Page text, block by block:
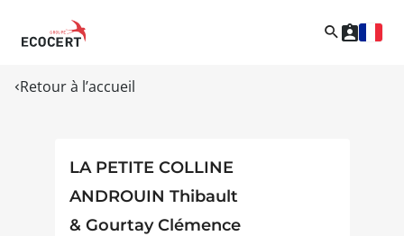
Retour à l’accueil
LA PETITE COLLINE
ANDROUIN Thibault
& Gourtay Clémence